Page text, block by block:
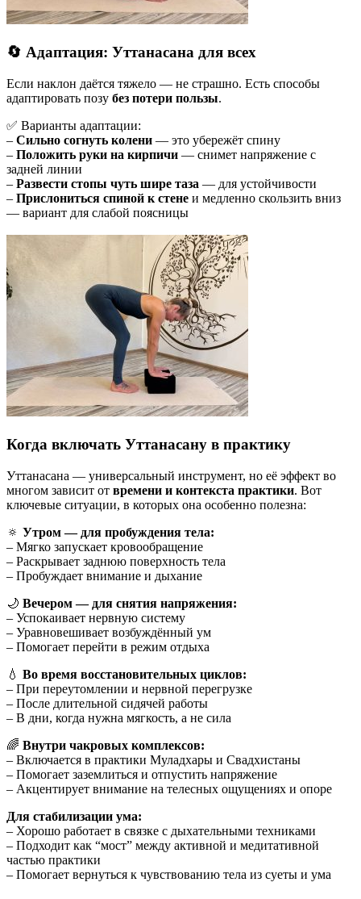
🔄 Адаптация: Уттанасана для всех
Если наклон даётся тяжело — не страшно. Есть способы
адаптировать позу без потери пользы.
✅ Варианты адаптации:
– Сильно согнуть колени — это убережёт спину
– Положить руки на кирпичи — снимет напряжение с
задней линии
– Развести стопы чуть шире таза — для устойчивости
– Прислониться спиной к стене и медленно скользить вниз
— вариант для слабой поясницы
Когда включать Уттанасану в практику
Уттанасана — универсальный инструмент, но её эффект во
многом зависит от времени и контекста практики. Вот
ключевые ситуации, в которых она особенно полезна:
🔅 Утром — для пробуждения тела:
– Мягко запускает кровообращение
– Раскрывает заднюю поверхность тела
– Пробуждает внимание и дыхание
🌙 Вечером — для снятия напряжения:
– Успокаивает нервную систему
– Уравновешивает возбуждённый ум
– Помогает перейти в режим отдыха
💧 Во время восстановительных циклов:
– При переутомлении и нервной перегрузке
– После длительной сидячей работы
– В дни, когда нужна мягкость, а не сила
🌈 Внутри чакровых комплексов:
– Включается в практики Муладхары и Свадхистаны
– Помогает заземлиться и отпустить напряжение
– Акцентирует внимание на телесных ощущениях и опоре
Для стабилизации ума:
– Хорошо работает в связке с дыхательными техниками
– Подходит как “мост” между активной и медитативной
частью практики
– Помогает вернуться к чувствованию тела из суеты и ума